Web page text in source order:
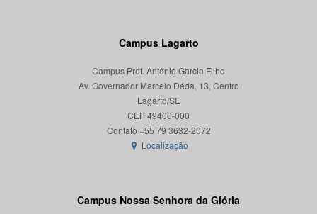
Campus Lagarto
Campus Prof. Antônio Garcia Filho
Av. Governador Marcelo Déda, 13, Centro
Lagarto/SE
CEP 49400-000
Localização
Campus Nossa Senhora da Glória